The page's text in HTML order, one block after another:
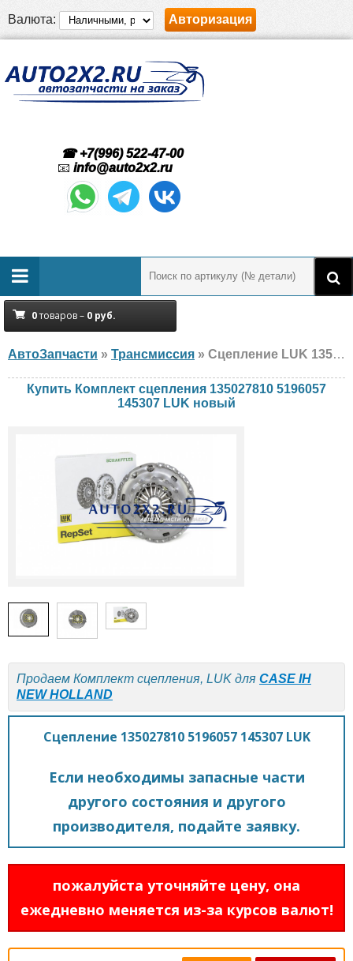
Валюта: Авторизация
☎ +7(996) 522-47-00
📧 info@auto2x2.ru
0товаров – 0 руб.
АвтоЗапчасти » Трансмиссия » Сцепление LUK 135027810 5196057 145307 CASE IH, NEW HOLLAND, новый
Купить Комплект сцепления 135027810 5196057
145307 LUK новый
Продаем Комплект сцепления, LUK для CASE IH
NEW HOLLAND
Сцепление 135027810 5196057 145307 LUK
Если необходимы запасные части
другого состояния и другого
производителя, подайте заявку.
пожалуйста уточняйте цену, она
ежедневно меняется из-за курсов валют!